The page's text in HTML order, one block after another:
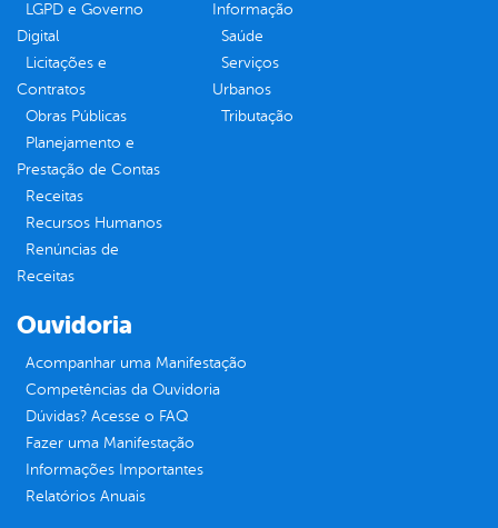
LGPD e Governo
Digital
Licitações e
Contratos
Obras Públicas
Planejamento e
Prestação de Contas
Receitas
Recursos Humanos
Renúncias de
Receitas
Informação
Saúde
Serviços
Urbanos
Tributação
Ouvidoria
Acompanhar uma Manifestação
Competências da Ouvidoria
Dúvidas? Acesse o FAQ
Fazer uma Manifestação
Informações Importantes
Relatórios Anuais